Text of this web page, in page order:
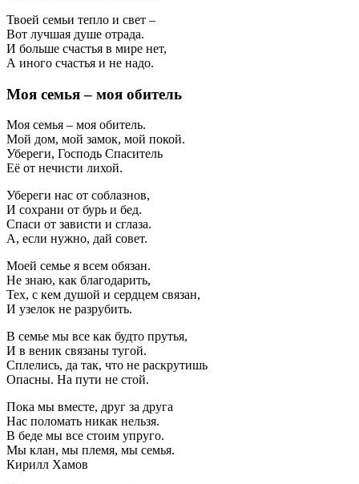
Твоей семьи тепло и свет –
Вот лучшая душе отрада.
И больше счастья в мире нет,
А иного счастья и не надо.
Моя семья – моя обитель
Моя семья – моя обитель.
Мой дом, мой замок, мой покой.
Убереги, Господь Спаситель
Её от нечисти лихой.
Убереги нас от соблазнов,
И сохрани от бурь и бед.
Спаси от зависти и сглаза.
А, если нужно, дай совет.
Моей семье я всем обязан.
Не знаю, как благодарить,
Тех, с кем душой и сердцем связан,
И узелок не разрубить.
В семье мы все как будто прутья,
И в веник связаны тугой.
Сплелись, да так, что не раскрутишь
Опасны. На пути не стой.
Пока мы вместе, друг за друга
Нас поломать никак нельзя.
В беде мы все стоим упруго.
Мы клан, мы племя, мы семья.
Кирилл Хамов